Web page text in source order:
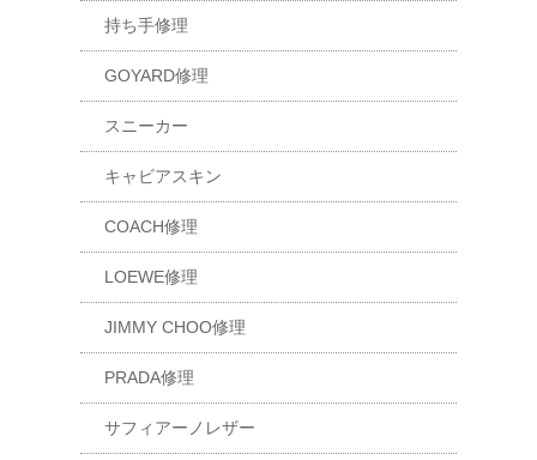
持ち手修理
GOYARD修理
スニーカー
キャビアスキン
COACH修理
LOEWE修理
JIMMY CHOO修理
PRADA修理
サフィアーノレザー